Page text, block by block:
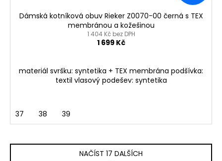
Dámská kotníková obuv Rieker Z0070-00 černá s TEX
membránou a kožešinou
1 404 Kč bez DPH
1 699 Kč
materiál svršku: syntetika + TEX membrána podšívka:
textil vlasový podešev: syntetika
37 38 39
NAČÍST 17 DALŠÍCH